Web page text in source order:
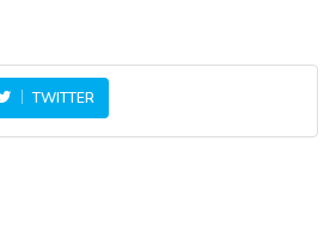
TWITTER